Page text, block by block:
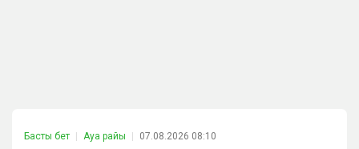
Басты бет Ауа райы 07.08.2026 08:10